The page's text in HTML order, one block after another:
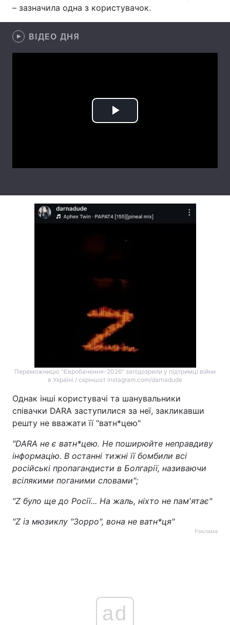
– зазначила одна з користувачок.
ВІДЕО ДНЯ
Play
Переможницю "Євробачення-2026" запідозрили у підтримці війни
в Україні / скріншот instagram.com/darnadude
Однак інші користувачі та шанувальники
співачки DARA заступилися за неї, закликавши
решту не вважати її "ватн*цею"
"DARA не є ватн*цею. Не поширюйте неправдиву
інформацію. В останні тижні її бомбили всі
російські пропагандисти в Болгарії, називаючи
всілякими поганими словами";
"Z було ще до Росії... На жаль, ніхто не пам'ятає"
"Z із мюзиклу "Зорро", вона не ватн*ця"
Реклама
ad